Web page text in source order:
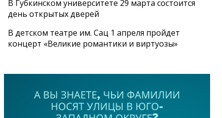
В Губкинском университете 29 марта состоится
день открытых дверей
В детском театре им. Сац 1 апреля пройдет
концерт «Великие романтики и виртуозы»